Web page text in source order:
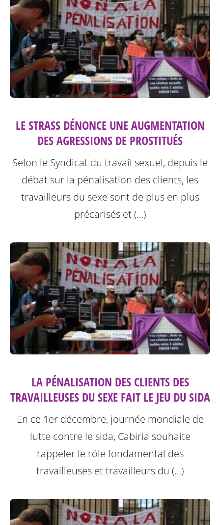
LE STRASS DÉNONCE UNE AUGMENTATION
DES AGRESSIONS DE PROSTITUÉS
Selon le Syndicat du travail sexuel, depuis le
débat sur la pénalisation des clients, les
travailleurs du sexe sont de plus en plus
précarisés et (…)
LA PÉNALISATION DES CLIENTS DES
TRAVAILLEUSES DU SEXE FAIT LE JEU DU SIDA
En ce 1er décembre, journée mondiale de
lutte contre le sida, Cabiria souhaite
rappeler le rôle fondamental des
travailleuses et travailleurs du (…)